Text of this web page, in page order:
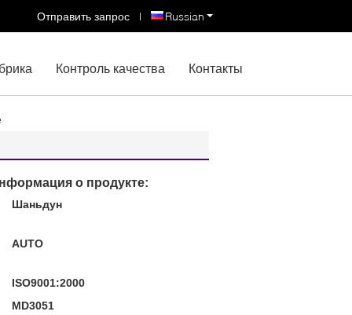
Russian
Отправить запрос |
Контроль качества Контакты
о продукте:
Шаньдун
AUTO
ISO9001:2000
MD3051